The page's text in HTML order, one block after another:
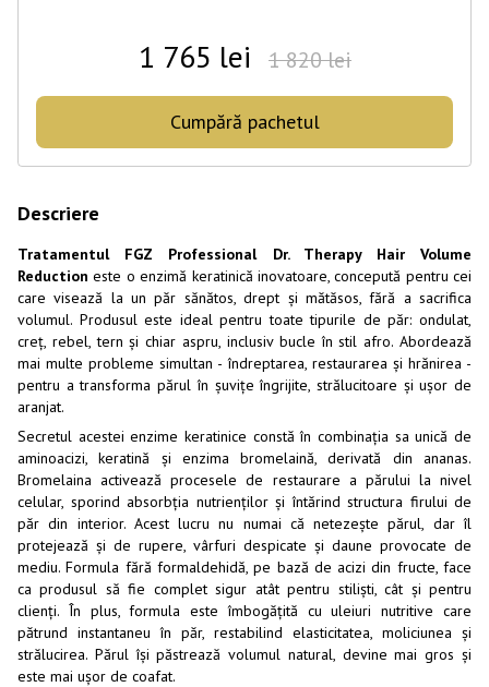
1 765 lei 1 820 lei
Cumpără pachetul
Descriere
Tratamentul FGZ Professional Dr. Therapy Hair Volume
Reduction este o enzimă keratinică inovatoare, concepută pentru cei
care visează la un păr sănătos, drept și mătăsos, fără a sacrifica
volumul. Produsul este ideal pentru toate tipurile de păr: ondulat,
creț, rebel, tern și chiar aspru, inclusiv bucle în stil afro. Abordează
mai multe probleme simultan - îndreptarea, restaurarea și hrănirea -
pentru a transforma părul în șuvițe îngrijite, strălucitoare și ușor de
aranjat.
Secretul acestei enzime keratinice constă în combinația sa unică de
aminoacizi, keratină și enzima bromelaină, derivată din ananas.
Bromelaina activează procesele de restaurare a părului la nivel
celular, sporind absorbția nutrienților și întărind structura firului de
păr din interior. Acest lucru nu numai că netezește părul, dar îl
protejează și de rupere, vârfuri despicate și daune provocate de
mediu. Formula fără formaldehidă, pe bază de acizi din fructe, face
ca produsul să fie complet sigur atât pentru stiliști, cât și pentru
clienți. În plus, formula este îmbogățită cu uleiuri nutritive care
pătrund instantaneu în păr, restabilind elasticitatea, moliciunea și
strălucirea. Părul își păstrează volumul natural, devine mai gros și
este mai ușor de coafat.